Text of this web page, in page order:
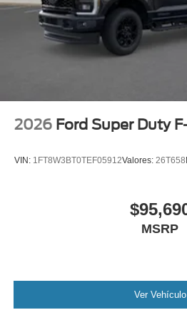
2026 Ford Super Duty
VIN: 1FT8W3BT0TEF05912Valores: 26T658
MSRP
Ver Vehículo